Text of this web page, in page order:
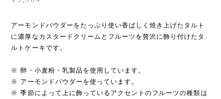
アーモンドパウダーをたっぷり使い香ばしく焼き上げたタルト
に濃厚なカスタードクリームとフルーツを贅沢に飾り付けたタ
ルトケーキです。
※ 卵・小麦粉・乳製品を使用しています。
※ アーモンドパウダーを使っています。
※ 季節によって上に飾っているアクセントのフルーツの種類は